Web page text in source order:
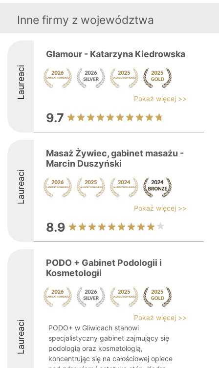
Inne firmy z województwa
Laureaci
Glamour - Katarzyna Kiedrowska
Pokaż więcej >>
9.7
Laureaci
Masaż Żywiec, gabinet masażu -
Marcin Duszyński
Pokaż więcej >>
8.9
Laureaci
PODO + Gabinet Podologii i
Kosmetologii
Pokaż więcej >>
PODO+ w Gliwicach stanowi
specjalistyczny gabinet zajmujący się
podologią oraz kosmetologią,
koncentrując się na całościowej opiece